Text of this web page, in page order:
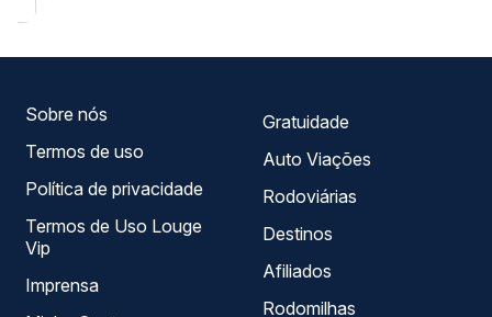
Sobre nós
Termos de uso
Política de privacidade
Termos de Uso Louge
Vip
Imprensa
Gratuidade
Auto Viações
Rodoviárias
Destinos
Afiliados
Rodomilhas